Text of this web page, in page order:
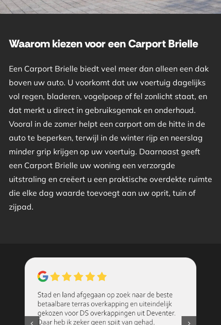
Waarom kiezen voor een Carport Brielle
Een Carport Brielle biedt veel meer dan alleen een dak
boven uw auto. U voorkomt dat uw voertuig dagelijks
vol regen, bladeren, vogelpoep of fel zonlicht staat, en
dat merkt u direct in gebruiksgemak en onderhoud.
Vooral in de zomer helpt een carport om de hitte in de
auto te beperken, terwijl in de winter rijp en neerslag
minder grip krijgen op uw voertuig. Daarnaast geeft
een Carport Brielle uw woning een verzorgde
uitstraling en creëert u een praktische overdekte ruimte
die elke dag waarde toevoegt aan uw oprit, tuin of
zijpad.